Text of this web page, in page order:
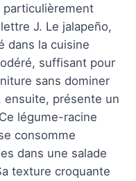
particulièrement
J. Le jalapeño,
dans la cuisine
suffisant pour
sans dominer
ensuite, présente un
légume-racine
consomme
dans une salade
texture croquante